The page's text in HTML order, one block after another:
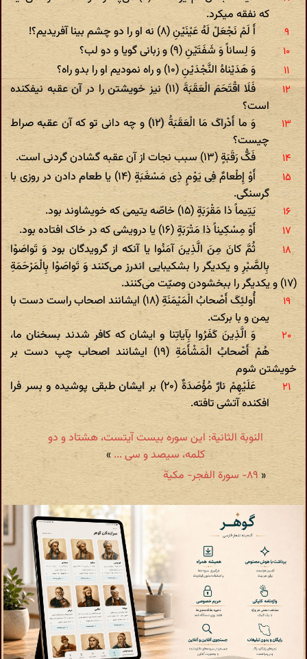
که نفقه میکرد.
أَ لَمْ نَجْعَلْ لَهُ عَیْنَیْنِ (۸) نه او را دو چشم بینا آفریدیم؟!
وَ لِساناً وَ شَفَتَیْنِ (۹) و زبانی گویا و دو لب؟
وَ هَدَیْناهُ النَّجْدَیْنِ (۱۰) و راه نمودیم او را بدو راه؟
فَلَا اقْتَحَمَ الْعَقَبَةَ (۱۱) نیز خویشتن را در آن عقبه نیفکنده
است؟
وَ ما أَدْراکَ مَا الْعَقَبَةُ (۱۲) و چه دانی تو که آن عقبه صراط
چیست؟
فَکُّ رَقَبَةٍ (۱۳) سبب نجات از آن عقبه گشادن گردنی است.
أَوْ إِطْعامٌ فِی یَوْمٍ ذِی مَسْغَبَةٍ (۱۴) یا طعام دادن در روزی با
گرسنگی.
یَتِیماً ذا مَقْرَبَةٍ (۱۵) خاصّه یتیمی که خویشاوند بود.
أَوْ مِسْکِیناً ذا مَتْرَبَةٍ (۱۶) یا درویشی که در خاک افتاده بود.
ثُمَّ کانَ مِنَ الَّذِینَ آمَنُوا یا آنکه از گرویدگان بود وَ تَواصَوْا
بِالصَّبْرِ و یکدیگر را بشکیبایی اندرز می‌کنند وَ تَواصَوْا بِالْمَرْحَمَةِ
(۱۷) و یکدیگر را ببخشودن وصیّت می‌کنند.
أُولئِکَ أَصْحابُ الْمَیْمَنَةِ (۱۸) ایشانند اصحاب راست دست با
یمن و با برکت.
وَ الَّذِینَ کَفَرُوا بِآیاتِنا و ایشان که کافر شدند بسخنان ما،
هُمْ أَصْحابُ الْمَشْأَمَةِ (۱۹) ایشانند اصحاب چپ دست بر
خویشتن شوم‌
عَلَیْهِمْ نارٌ مُؤْصَدَةٌ (۲۰) بر ایشان طبقی پوشیده و بسر فرا
افکنده آتشی تافته.
النوبة الثانیة: این سوره بیست آیتست، هشتاد و دو
کلمه، سیصد و سی ... »
« ۸۹- سورة الفجر- مکیة